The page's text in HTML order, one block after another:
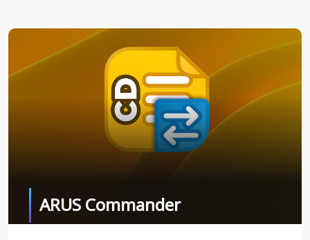
ARUS Commander